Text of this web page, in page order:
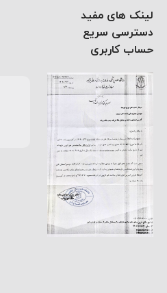
لینک های مفید
دسترسی سریع
حساب کاربری